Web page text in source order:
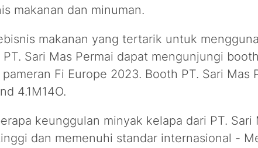
makanan dan minuman.
makanan yang tertarik untuk
Sari Mas Permai dapat mengunjungi
Fi Europe 2023. Booth PT. Sari Mas
4.1M14O.
keunggulan minyak kelapa dari PT. Sari
dan memenuhi standar internasional -